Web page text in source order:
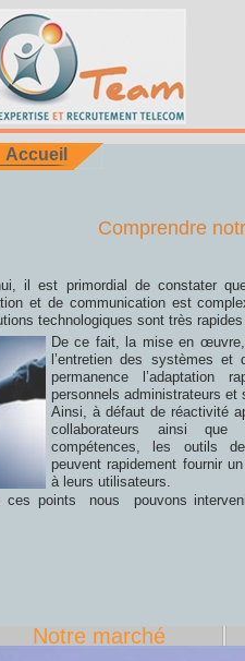
Notre marché
Accueil
Comprendre
il est primordial de constater
et de communication est
technologiques sont très
De ce fait, la mise en œuvre,
l’entretien des systèmes et
permanence l’adaptation
personnels administrateurs et
Ainsi, à défaut de réactivité
collaborateurs ainsi
compétences, les outils
peuvent rapidement fournir
à leurs utilisateurs.
ces points nous pouvons